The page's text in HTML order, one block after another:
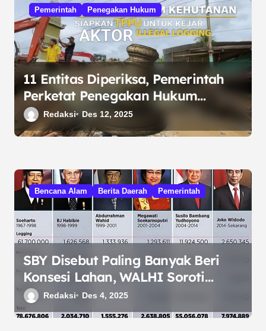
Pemerintah Penegakan Hukum
11 Entitas Diperiksa, Pemerintah
Perketat Penegakan Hukum
Kehutanan di Tapanuli Selatan
Redaksi Des 12, 2025
Bencana Alam Berita Daerah Pemerintah
SBY Disebut Paling Banyak Beri
Konsesi Lahan, WALHI Soroti
Dampaknya pada Bencana di
Sumatera
Redaksi Des 4, 2025